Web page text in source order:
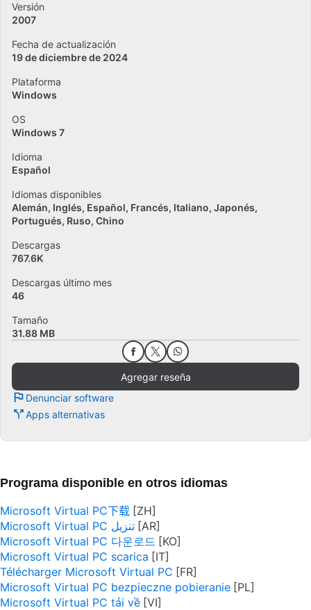
Versión
2007
Fecha de actualización
19 de diciembre de 2024
Plataforma
Windows
OS
Windows 7
Idioma
Español
Idiomas disponibles
Alemán Inglés Español Francés Italiano Japonés
Portugués Ruso Chino
Descargas
767.6K
Descargas último mes
46
Tamaño
31.88 MB
Agregar reseña
Denunciar software
Apps alternativas
Programa disponible en otros idiomas
Microsoft Virtual PC下载
Microsoft Virtual PC تنزيل
Microsoft Virtual PC 다운로드
Microsoft Virtual PC scarica
Télécharger Microsoft Virtual PC
Microsoft Virtual PC bezpieczne pobieranie
Microsoft Virtual PC tải về